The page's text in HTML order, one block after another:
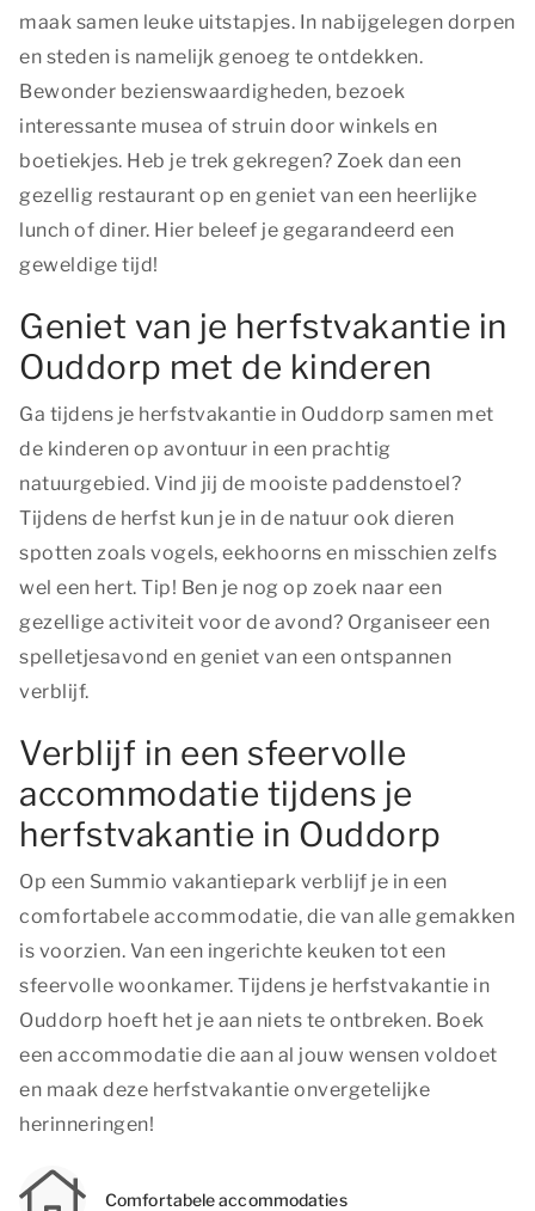
maak samen leuke uitstapjes. In nabijgelegen dorpen
en steden is namelijk genoeg te ontdekken.
Bewonder bezienswaardigheden, bezoek
interessante musea of struin door winkels en
boetiekjes. Heb je trek gekregen? Zoek dan een
gezellig restaurant op en geniet van een heerlijke
lunch of diner. Hier beleef je gegarandeerd een
geweldige tijd!
Geniet van je herfstvakantie in
Ouddorp met de kinderen
Ga tijdens je herfstvakantie in Ouddorp samen met
de kinderen op avontuur in een prachtig
natuurgebied. Vind jij de mooiste paddenstoel?
Tijdens de herfst kun je in de natuur ook dieren
spotten zoals vogels, eekhoorns en misschien zelfs
wel een hert. Tip! Ben je nog op zoek naar een
gezellige activiteit voor de avond? Organiseer een
spelletjesavond en geniet van een ontspannen
verblijf.
Verblijf in een sfeervolle
accommodatie tijdens je
herfstvakantie in Ouddorp
Op een Summio vakantiepark verblijf je in een
comfortabele accommodatie, die van alle gemakken
is voorzien. Van een ingerichte keuken tot een
sfeervolle woonkamer. Tijdens je herfstvakantie in
Ouddorp hoeft het je aan niets te ontbreken. Boek
een accommodatie die aan al jouw wensen voldoet
en maak deze herfstvakantie onvergetelijke
herinneringen!
Comfortabele accommodaties